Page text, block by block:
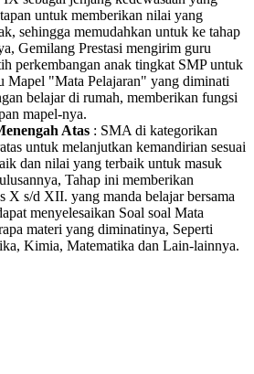
untuk memberikan nilai yang
sehingga memudahkan untuk ke tahap
Gemilang Prestasi mengirim guru
perkembangan anak tingkat SMP untuk
Mapel "Mata Pelajaran" yang diminati
belajar di rumah, memberikan fungsi
mapel-nya.
Atas : SMA di kategorikan
untuk melanjutkan kemandirian sesuai
dan nilai yang terbaik untuk masuk
Tahap ini memberikan
X s/d XII. yang manda belajar bersama
menyelesaikan Soal soal Mata
materi yang diminatinya, Seperti
Kimia, Matematika dan Lain-lainnya.